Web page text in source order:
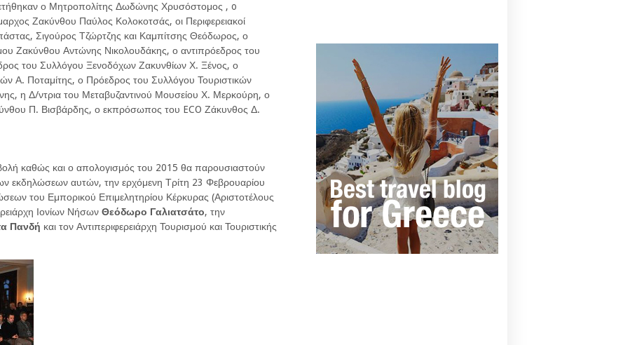
ο Μητροπολίτης Δωδώνης Χρυσόστομος , o
Ζακύνθου Παύλος Κολοκοτσάς, οι Περιφερειακοί
Σιγούρος Τζώρτζης και Καμπίτσης Θεόδωρος, ο
Ζακύνθου Αντώνης Νικολουδάκης, ο αντιπρόεδρος του
του Συλλόγου Ξενοδόχων Ζακυνθίων Χ. Ξένος, ο
Α. Ποταμίτης, ο Πρόεδρος του Συλλόγου Τουριστικών
η Δ/ντρια του Μεταβυζαντινού Μουσείου Χ. Μερκούρη, ο
Π. Βισβάρδης, ο εκπρόσωπος του ECO Ζάκυνθος Δ.
καθώς και ο απολογισμός του 2015 θα παρουσιαστούν
εκδηλώσεων αυτών, την ερχόμενη Τρίτη 23 Φεβρουαρίου
του Εμπορικού Επιμελητηρίου Κέρκυρας (Αριστοτέλους
Ιονίων Νήσων Θεόδωρο Γαλιατσάτο, την
Πανδή και τον Αντιπεριφερειάρχη Τουρισμού και Τουριστικής